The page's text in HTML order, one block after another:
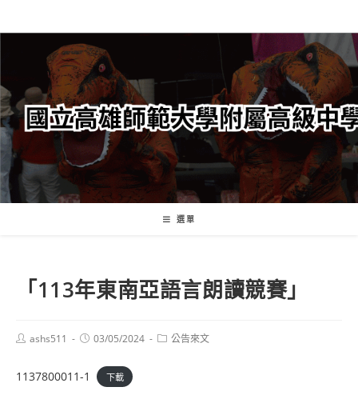
轉
要
內
容
選單
「113年東南亞語言朗讀競賽」
Postashs511
Post03/05/2024
Post公告來文
1137800011-1 下載